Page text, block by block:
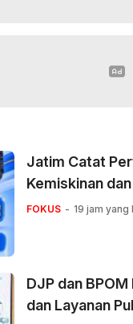
Jatim Catat
Kemiskinan
FOKUS 19 jam yang
DJP dan
dan Layanan